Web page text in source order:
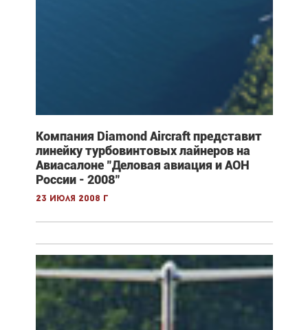
Компания Diamond Aircraft представит
линейку турбовинтовых лайнеров на
Авиасалоне "Деловая авиация и АОН
России - 2008"
23 июля 2008 г